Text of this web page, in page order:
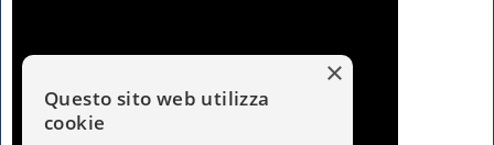
×
Questo sito web utilizza
cookie